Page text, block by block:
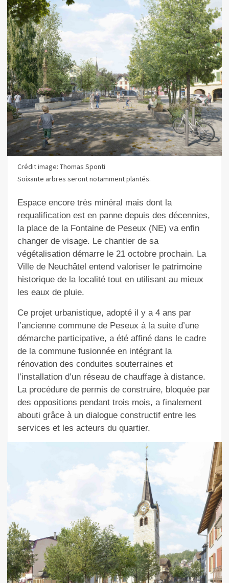
Crédit image: Thomas Sponti
Soixante arbres seront notamment plantés.
Espace encore très minéral mais dont la
requalification est en panne depuis des décennies,
la place de la Fontaine de Peseux (NE) va enfin
changer de visage. Le chantier de sa
végétalisation démarre le 21 octobre prochain. La
Ville de Neuchâtel entend valoriser le patrimoine
historique de la localité tout en utilisant au mieux
les eaux de pluie.
Ce projet urbanistique, adopté il y a 4 ans par
l’ancienne commune de Peseux à la suite d’une
démarche participative, a été affiné dans le cadre
de la commune fusionnée en intégrant la
rénovation des conduites souterraines et
l’installation d’un réseau de chauffage à distance.
La procédure de permis de construire, bloquée par
des oppositions pendant trois mois, a finalement
abouti grâce à un dialogue constructif entre les
services et les acteurs du quartier.